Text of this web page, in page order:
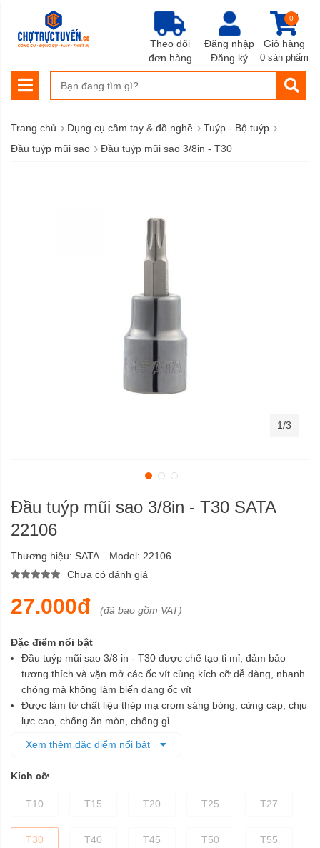
Đăng nhập
Đăng ký
Giỏ hàng
0
0 sản phẩm
Theo dõi
đơn hàng
Trang chủ › Dụng cụ cầm tay & đồ nghề › Tuýp - Bộ tuýp ›
Đầu tuýp mũi sao › Đầu tuýp mũi sao 3/8in - T30
Đầu tuýp mũi sao 3/8in - T30 SATA
22106
Thương hiệu: SATA Model: 22106
Chưa có đánh giá
27.000đ (đã bao gồm VAT)
Đặc điểm nổi bật
Đầu tuýp mũi sao 3/8 in - T30 được chế tạo tỉ mỉ, đảm bảo
tương thích và vặn mở các ốc vít cùng kích cỡ dễ dàng, nhanh
chóng mà không làm biến dạng ốc vít
Được làm từ chất liệu thép mạ crom sáng bóng, cứng cáp, chịu
lực cao, chống ăn mòn, chống gỉ
Phần đế được xử lý nhiệt và mạ crom giúp tăng độ bền chắc
Xem thêm đặc điểm nổi bật
Kích cỡ
T10 T15 T20 T25 T27
T30 T40 T45 T50 T55
1/3